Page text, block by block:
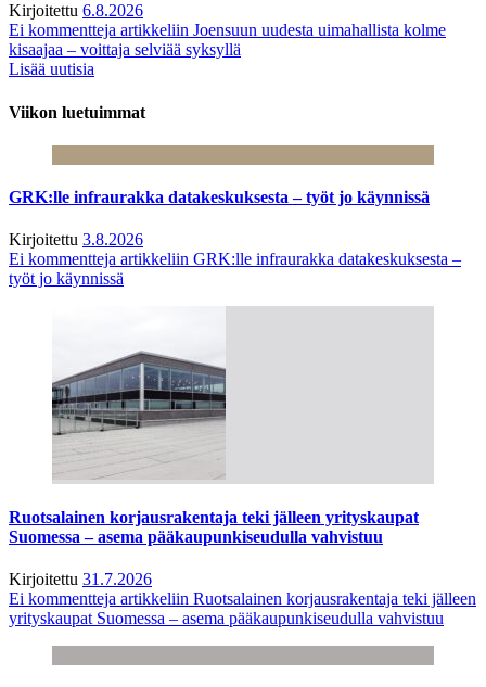
Kirjoitettu 6.8.2026
Ei kommentteja artikkeliin Joensuun uudesta uimahallista kolme
kisaajaa – voittaja selviää syksyllä
Lisää uutisia
Viikon luetuimmat
GRK:lle infraurakka datakeskuksesta – työt jo käynnissä
Kirjoitettu 3.8.2026
Ei kommentteja artikkeliin GRK:lle infraurakka datakeskuksesta –
työt jo käynnissä
Ruotsalainen korjausrakentaja teki jälleen yrityskaupat
Suomessa – asema pääkaupunkiseudulla vahvistuu
Kirjoitettu 31.7.2026
Ei kommentteja artikkeliin Ruotsalainen korjausrakentaja teki jälleen
yrityskaupat Suomessa – asema pääkaupunkiseudulla vahvistuu